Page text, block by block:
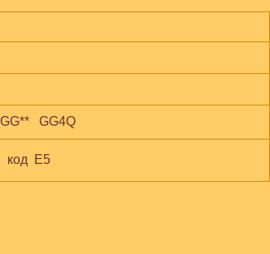
GG4Q
код  E5